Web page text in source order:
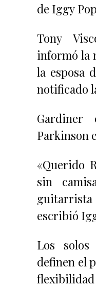
de Iggy
Tony
informó la
la esposa
notificado
Gardiner
Parkinson
«Querido
sin
escribió
Los solos
definen el